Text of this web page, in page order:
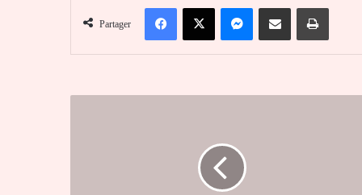
Partager
FacebookX MessengerPartager par email Imprimer